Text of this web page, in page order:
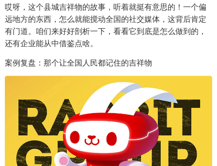
哎呀，这个县城吉祥物的故事，听着就挺有意思的！一个偏
远地方的东西，怎么就能搅动全国的社交媒体，这背后肯定
有门道。咱们来好好剖析一下，看看它到底是怎么做到的，
还有企业能从中借鉴点啥。
案例复盘：那个让全国人民都记住的吉祥物